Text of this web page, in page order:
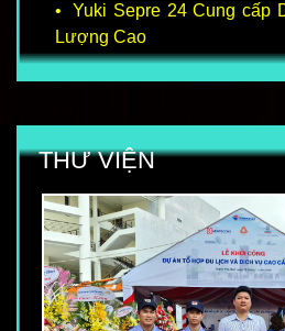
Yuki Sepre 24 Cung cấp
Lượng Cao
THƯ VIỆN